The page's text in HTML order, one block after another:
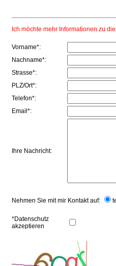
Ich möchte mehr Informationen zu
Vorname*:
Nachname*:
Strasse*:
PLZ/Ort*:
Telefon*:
Email*:
Ihre Nachricht:
Nehmen Sie mit mir Kontakt auf:
*Datenschutz
akzeptieren